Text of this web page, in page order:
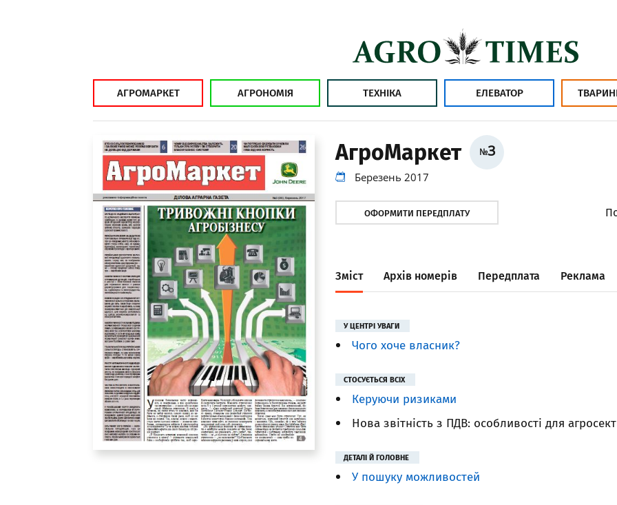
АГРОМАРКЕТ АГРОНОМІЯ ТЕХНІКА ЕЛЕВАТОР
АгроМаркет №3
Березень 2017
ОФОРМИТИ ПЕРЕДПЛАТУ
Зміст Архів номерів Передплата Реклама
У ЦЕНТРІ УВАГИ
Чого хоче власник?
СТОСУЄТЬСЯ ВСІХ
Керуючи ризиками
Нова звітність з ПДВ: особливості для
ДЕТАЛІ Й ГОЛОВНЕ
У пошуку можливостей